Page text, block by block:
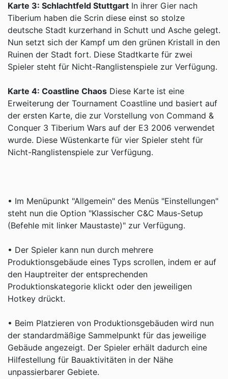
Karte 3: Schlachtfeld Stuttgart In ihrer Gier nach
Tiberium haben die Scrin diese einst so stolze
deutsche Stadt kurzerhand in Schutt und Asche gelegt.
Nun setzt sich der Kampf um den grünen Kristall in den
Ruinen der Stadt fort. Diese Stadtkarte für zwei
Spieler steht für Nicht-Ranglistenspiele zur Verfügung.
Karte 4: Coastline Chaos Diese Karte ist eine
Erweiterung der Tournament Coastline und basiert auf
der ersten Karte, die zur Vorstellung von Command &
Conquer 3 Tiberium Wars auf der E3 2006 verwendet
wurde. Diese Wüstenkarte für vier Spieler steht für
Nicht-Ranglistenspiele zur Verfügung.
• Im Menüpunkt "Allgemein" des Menüs "Einstellungen"
steht nun die Option "Klassischer C&C Maus-Setup
(Befehle mit linker Maustaste)" zur Verfügung.
• Der Spieler kann nun durch mehrere
Produktionsgebäude eines Typs scrollen, indem er auf
den Hauptreiter der entsprechenden
Produktionskategorie klickt oder den jeweiligen
Hotkey drückt.
• Beim Platzieren von Produktionsgebäuden wird nun
der standardmäßige Sammelpunkt für das jeweilige
Gebäude angezeigt. Der Spieler erhält dadurch eine
Hilfestellung für Bauaktivitäten in der Nähe
unpassierbarer Gebiete.